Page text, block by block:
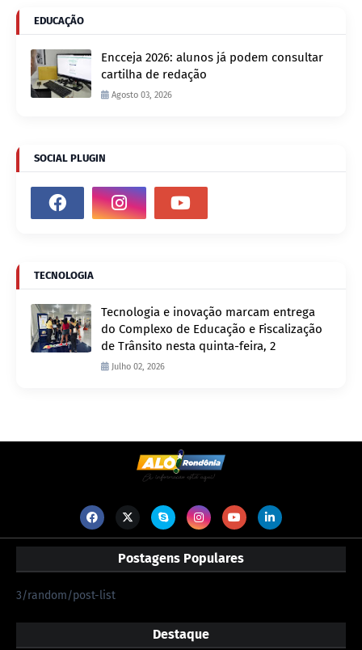
EDUCAÇÃO
Encceja 2026: alunos já podem consultar
cartilha de redação
Agosto 03, 2026
SOCIAL PLUGIN
TECNOLOGIA
Tecnologia e inovação marcam entrega
do Complexo de Educação e Fiscalização
de Trânsito nesta quinta-feira, 2
Julho 02, 2026
Postagens Populares
3/random/post-list
Destaque